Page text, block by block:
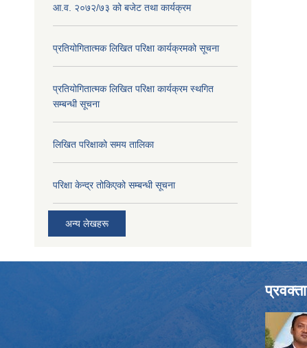
आ.व. २०७२/७३ को बजेट तथा कार्यक्रम
प्रतियोगितात्मक लिखित परिक्षा कार्यक्रमको सूचना
प्रतियोगितात्मक लिखित परिक्षा कार्यक्रम स्थगित
सम्बन्धी सूचना
लिखित परिक्षाको समय तालिका
परिक्षा केन्द्र तोकिएको सम्बन्धी सूचना
अन्य लेखहरू
प्रवक्ता